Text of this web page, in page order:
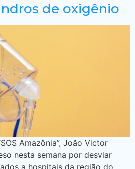
de oxigênio
Amazônia”, João Victor
nesta semana por desviar
a hospitais da região do